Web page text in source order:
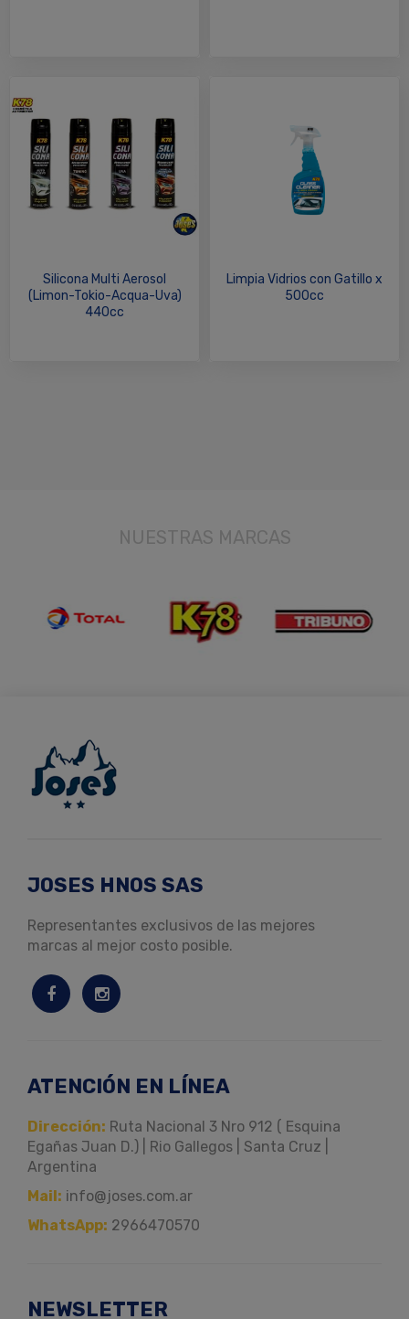
Silicona Multi Aerosol
(Limon-Tokio-Acqua-Uva)
440cc
Limpia Vidrios con Gatillo x
500cc
NUESTRAS MARCAS
JOSES HNOS SAS
Representantes exclusivos de las mejores
marcas al mejor costo posible.
ATENCIÓN EN LÍNEA
Dirección: Ruta Nacional 3 Nro 912 ( Esquina
Egañas Juan D.) | Rio Gallegos | Santa Cruz |
Argentina
Mail: info@joses.com.ar
WhatsApp: 2966470570
NEWSLETTER